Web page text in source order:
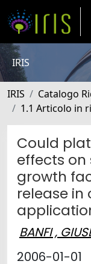
IRIS
IRIS Catalogo
1.1 Articolo in
Could
effects
growth
release
BANFI ,
2006-01-01